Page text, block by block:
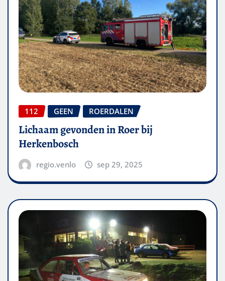
112 GEEN ROERDALEN
Lichaam gevonden in Roer bij
Herkenbosch
regio.venlo sep 29, 2025